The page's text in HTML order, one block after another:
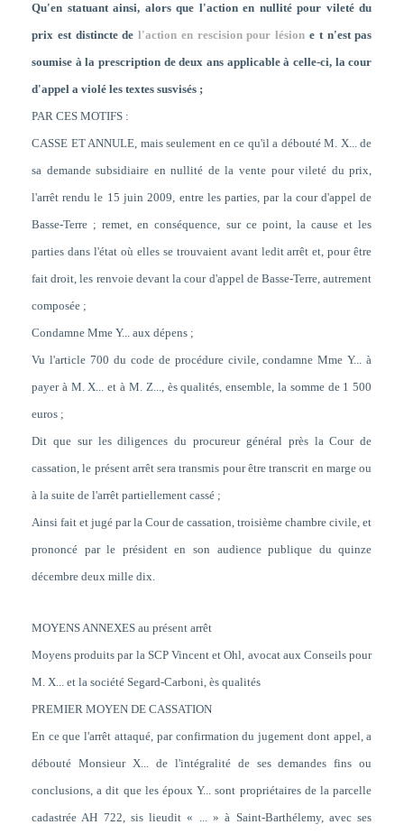
Qu'en statuant ainsi, alors que l'action en nullité pour vileté du
prix est distincte del'action en rescision pour lésion e t n'est pas
soumise à la prescription de deux ans applicable à celle-ci, la cour
d'appel a violé les textes susvisés ;
PAR CES MOTIFS :
CASSE ET ANNULE, mais seulement en ce qu'il a débouté M. X... de
sa demande subsidiaire en nullité de la vente pour vileté du prix,
l'arrêt rendu le 15 juin 2009, entre les parties, par la cour d'appel de
Basse-Terre ; remet, en conséquence, sur ce point, la cause et les
parties dans l'état où elles se trouvaient avant ledit arrêt et, pour être
fait droit, les renvoie devant la cour d'appel de Basse-Terre, autrement
composée ;
Condamne Mme Y... aux dépens ;
Vu l'article 700 du code de procédure civile, condamne Mme Y... à
payer à M. X... et à M. Z..., ès qualités, ensemble, la somme de 1 500
euros ;
Dit que sur les diligences du procureur général près la Cour de
cassation, le présent arrêt sera transmis pour être transcrit en marge ou
à la suite de l'arrêt partiellement cassé ;
Ainsi fait et jugé par la Cour de cassation, troisième chambre civile, et
prononcé par le président en son audience publique du quinze
décembre deux mille dix.
MOYENS ANNEXES au présent arrêt
Moyens produits par la SCP Vincent et Ohl, avocat aux Conseils pour
M. X... et la société Segard-Carboni, ès qualités
PREMIER MOYEN DE CASSATION
En ce que l'arrêt attaqué, par confirmation du jugement dont appel, a
débouté Monsieur X... de l'intégralité de ses demandes fins ou
conclusions, a dit que les époux Y... sont propriétaires de la parcelle
cadastrée AH 722, sis lieudit « ... » à Saint-Barthélemy, avec ses